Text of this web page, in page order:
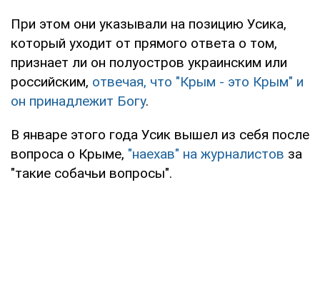
При этом они указывали на позицию Усика,
который уходит от прямого ответа о том,
признает ли он полуостров украинским или
российским, отвечая, что "Крым - это Крым" и
он принадлежит Богу.
В январе этого года Усик вышел из себя после
вопроса о Крыме, "наехав" на журналистов за
"такие собачьи вопросы".